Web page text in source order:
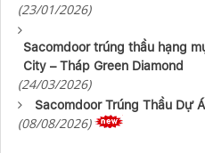
(23/01/2026)
Sacomdoor trúng thầu hạng
City – Tháp Green Diamond
(24/03/2026)
Sacomdoor Trúng Thầu Dự
(08/08/2026)